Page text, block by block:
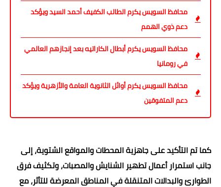
محافظ السويس يكرم الطالب الكفيف أحمد السيد ويؤكد
دعم ذوي الهمم
محافظ السويس يكرم أبطال الكاراتيه بعد إنجازهم العالمي
في رومانيا
محافظ السويس يكرم أوائل الثانوية العامة والأزهرية ويؤكد
دعم المتفوقين
كما تم التأكيد على جاهزية المحطات والمواقع الشتوية، إلى
جانب استمرار أعمال تطهير الشنايش والمصبات، وتكثيف فرق
الطوارئ والبدالات المتنقلة في المناطق المعرضة للتأثر، مع